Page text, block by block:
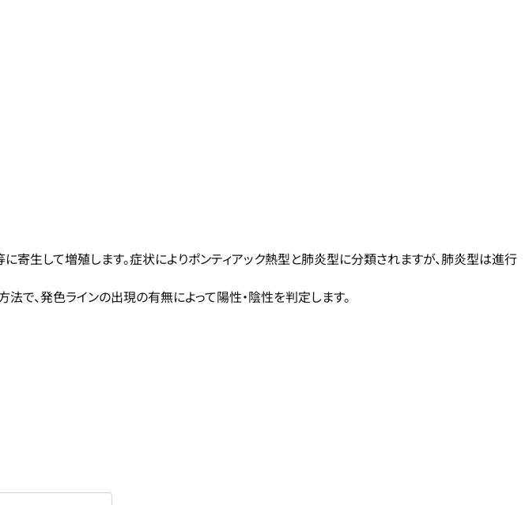
寄生して増殖します。症状によりポンティアック熱型と肺炎型に分類されますが、肺炎型は進行
、発色ラインの出現の有無によって陽性・陰性を判定します。